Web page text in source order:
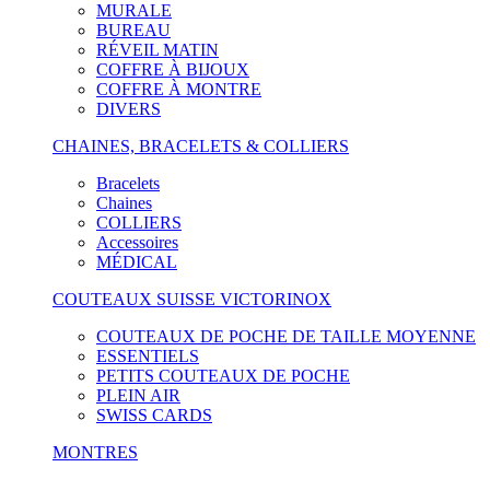
MURALE
BUREAU
RÉVEIL MATIN
COFFRE À BIJOUX
COFFRE À MONTRE
DIVERS
CHAINES, BRACELETS & COLLIERS
Bracelets
Chaines
COLLIERS
Accessoires
MÉDICAL
COUTEAUX SUISSE VICTORINOX
COUTEAUX DE POCHE DE TAILLE MOYENNE
ESSENTIELS
PETITS COUTEAUX DE POCHE
PLEIN AIR
SWISS CARDS
MONTRES